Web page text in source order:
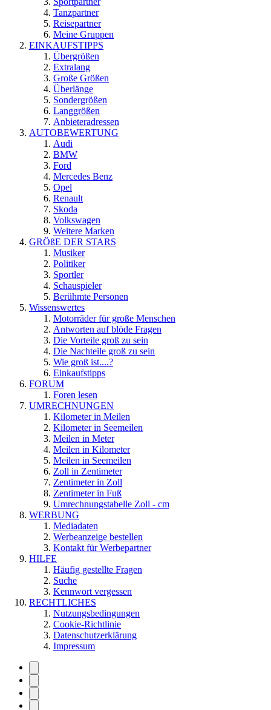
Tanzpartner
Reisepartner
Meine Gruppen
EINKAUFSTIPPS
Übergrößen
Extralang
Große Größen
Überlänge
Sondergrößen
Langgrößen
Anbieteradressen
AUTOBEWERTUNG
Audi
BMW
Ford
Mercedes Benz
Opel
Renault
Skoda
Volkswagen
Weitere Marken
GRÖßE DER STARS
Musiker
Politiker
Sportler
Schauspieler
Berühmte Personen
Wissenswertes
Motorräder für große Menschen
Antworten auf blöde Fragen
Die Vorteile groß zu sein
Die Nachteile groß zu sein
Wie groß ist....?
Einkaufstipps
FORUM
Foren lesen
UMRECHNUNGEN
Kilometer in Meilen
Kilometer in Seemeilen
Meilen in Meter
Meilen in Kilometer
Meilen in Seemeilen
Zoll in Zentimeter
Zentimeter in Zoll
Zentimeter in Fuß
Umrechnungstabelle Zoll - cm
WERBUNG
Mediadaten
Werbeanzeige bestellen
Kontakt für Werbepartner
HILFE
Häufig gestellte Fragen
Suche
Kennwort vergessen
RECHTLICHES
Nutzungsbedingungen
Cookie-Richtlinie
Datenschutzerklärung
Impressum